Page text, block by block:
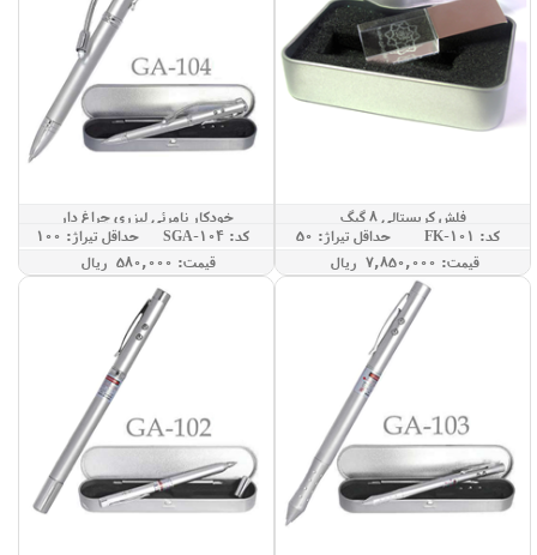
فلش کریستالی 8 گیگ
کد: FK-101
حداقل تيراژ: 50
قيمت: 7,850,000 ريال
خودکار نامرئی لیزری چراغ دار
کد: SGA-104
حداقل تيراژ: 100
قيمت: 580,000 ريال